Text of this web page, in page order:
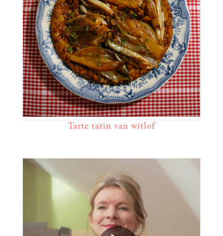
Tarte tatin van witlof